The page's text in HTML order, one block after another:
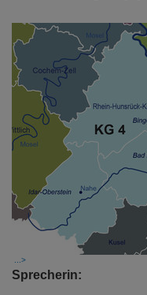
Sprecherin: